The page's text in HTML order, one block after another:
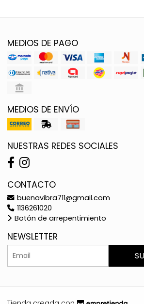
MEDIOS DE PAGO
MEDIOS DE ENVÍO
NUESTRAS REDES SOCIALES
CONTACTO
buenavibra711@gmail.com
1136261020
Botón de arrepentimiento
NEWSLETTER